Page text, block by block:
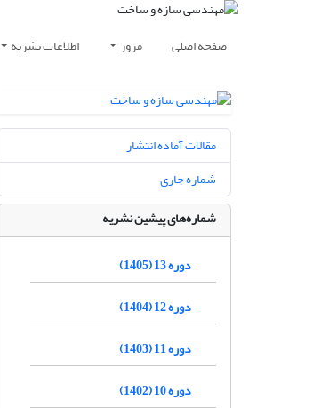
صفحه اصلی مرور اطلاعات نشریه
مقالات آماده انتشار
شماره جاری
شماره‌های پیشین نشریه
دوره 13 (1405)
دوره 12 (1404)
دوره 11 (1403)
دوره 10 (1402)